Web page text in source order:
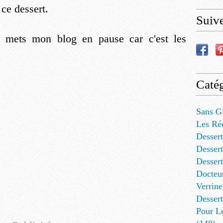
dessert.
mon blog en pause car c'est les
Sans
Les
Pour